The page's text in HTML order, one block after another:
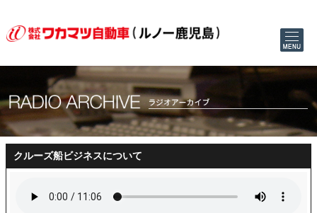
クルーズ船ビジネスについて